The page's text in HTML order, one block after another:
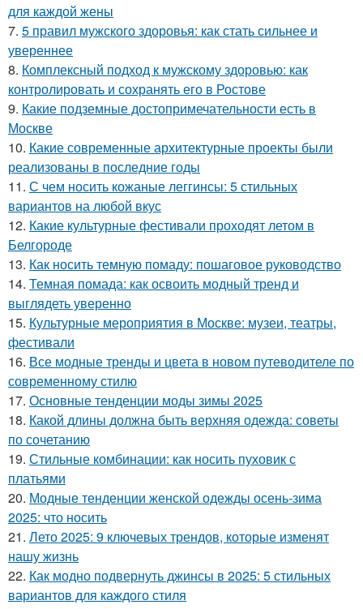
для каждой жены
7. 5 правил мужского здоровья: как стать сильнее и
увереннее
8. Комплексный подход к мужскому здоровью: как
контролировать и сохранять его в Ростове
9. Какие подземные достопримечательности есть в
Москве
10. Какие современные архитектурные проекты были
реализованы в последние годы
11. С чем носить кожаные леггинсы: 5 стильных
вариантов на любой вкус
12. Какие культурные фестивали проходят летом в
Белгороде
13. Как носить темную помаду: пошаговое руководство
14. Темная помада: как освоить модный тренд и
выглядеть уверенно
15. Культурные мероприятия в Москве: музеи, театры,
фестивали
16. Все модные тренды и цвета в новом путеводителе по
современному стилю
17. Основные тенденции моды зимы 2025
18. Какой длины должна быть верхняя одежда: советы
по сочетанию
19. Стильные комбинации: как носить пуховик с
платьями
20. Модные тенденции женской одежды осень-зима
2025: что носить
21. Лето 2025: 9 ключевых трендов, которые изменят
нашу жизнь
22. Как модно подвернуть джинсы в 2025: 5 стильных
вариантов для каждого стиля